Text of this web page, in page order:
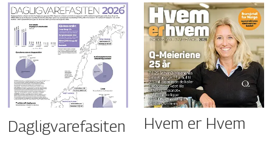
Dagligvarefasiten Hvem er Hvem